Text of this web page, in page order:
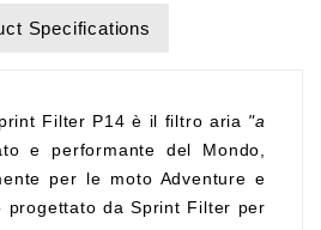
Specifications
Filter P14 è il filtro aria "a
e performante del Mondo,
per le moto Adventure e
progettato da Sprint Filter per